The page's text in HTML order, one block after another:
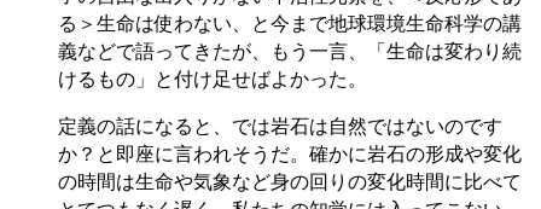
る＞生命は使わない、と今まで地球環境生命科学の講
義などで語ってきたが、もう一言、「生命は変わり続
けるもの」と付け足せばよかった。
定義の話になると、では岩石は自然ではないのです
か？と即座に言われそうだ。確かに岩石の形成や変化
の時間は生命や気象など身の回りの変化時間に比べて